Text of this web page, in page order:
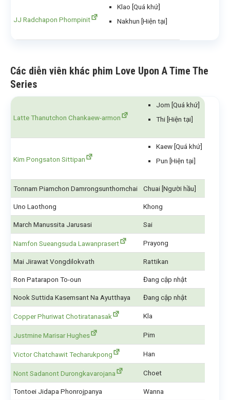
JJ Radchapon Phornpinit
Klao [Quá khứ]
Nakhun [Hiện tại]
Các diễn viên khác phim Love Upon A Time The
Series
Latte Thanutchon Chankaew-armon
Jom [Quá khứ]
Thi [Hiện tại]
Kim Pongsaton Sittipan
Kaew [Quá khứ]
Pun [Hiện tại]
Tonnam Piamchon Damrongsunthornchai Chuai [Người hầu]
Uno Laothong Khong
March Manussita Jarusasi Sai
Namfon Sueangsuda Lawanprasert Prayong
Mai Jirawat Vongdilokvath Rattikan
Ron Patarapon To-oun Đang cập nhật
Nook Suttida Kasemsant Na Ayutthaya Đang cập nhật
Copper Phuriwat Chotiratanasak Kla
Justmine Marisar Hughes Pim
Victor Chatchawit Techarukpong Han
Nont Sadanont Durongkavarojana Choet
Tontoei Jidapa Phonrojpanya Wanna